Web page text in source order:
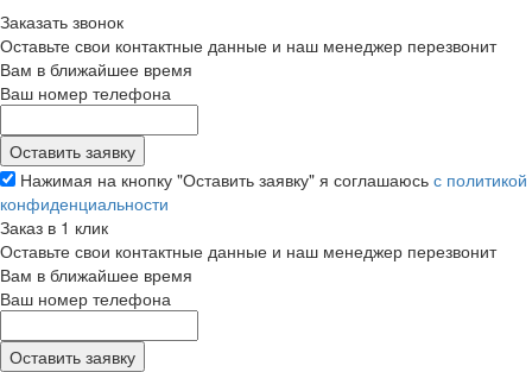
Заказать звонок
Оставьте свои контактные данные и наш менеджер перезвонит
Вам в ближайшее время
Ваш номер телефона
Нажимая на кнопку "Оставить заявку" я соглашаюсь с политикой
конфиденциальности
Заказ в 1 клик
Оставьте свои контактные данные и наш менеджер перезвонит
Вам в ближайшее время
Ваш номер телефона